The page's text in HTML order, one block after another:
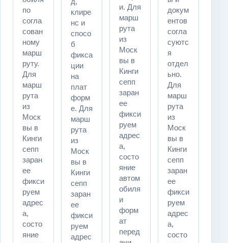
по
согла
сован
ному
марш
руту.
Для
марш
рута
из
Моск
вы в
Кинги
сепп
заран
ее
фикси
руем
адрес
а,
состо
яние
клире
нс и
спосо
б
фикса
ции
на
плат
форм
е. Для
марш
рута
из
Моск
вы в
Кинги
сепп
заран
ее
фикси
руем
адрес
и. Для
марш
рута
из
Моск
вы в
Кинги
сепп
заран
ее
фикси
руем
адрес
а,
состо
яние
автом
обиля
и
форм
ат
перед
докум
ентов
согла
суютс
я
отдел
ьно.
Для
марш
рута
из
Моск
вы в
Кинги
сепп
заран
ее
фикси
руем
адрес
а,
состо